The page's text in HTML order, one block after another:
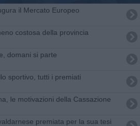
il Mercato Europeo
costosa della provincia
domani si parte
sportivo, tutti i premiati
le motivazioni della Cassazione
premiata per la sua tesi